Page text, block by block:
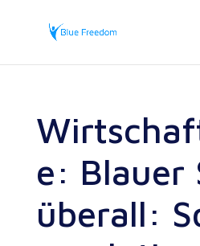
e: Blauer
überall: